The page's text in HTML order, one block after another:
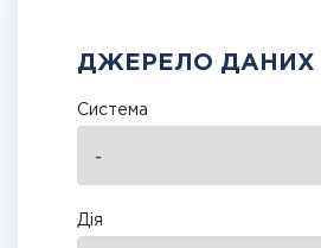
ДЖЕРЕЛО ДАНИХ
Система
Дія